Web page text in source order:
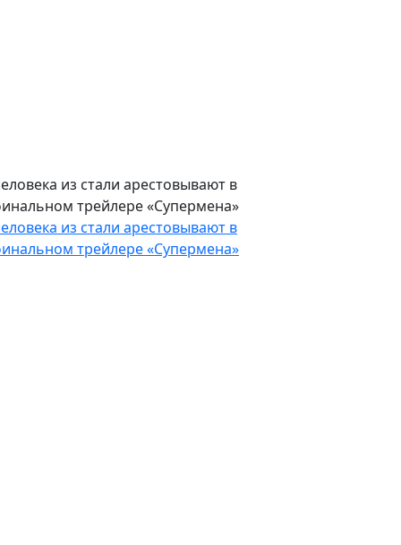
из стали арестовывают в
трейлере «Супермена»
из стали арестовывают в
трейлере «Супермена»